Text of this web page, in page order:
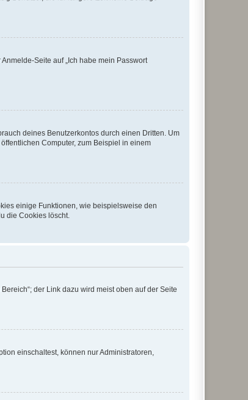
Seite auf „Ich habe mein Passwort
deines Benutzerkontos durch einen Dritten. Um
Computer, zum Beispiel in einem
einige Funktionen, wie beispielsweise den
die Cookies löscht.
der Link dazu wird meist oben auf der Seite
einschaltest, können nur Administratoren,